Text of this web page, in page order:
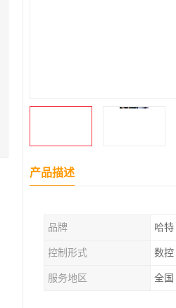
产品描述
品牌 哈特
控制形式 数控
服务地区 全国